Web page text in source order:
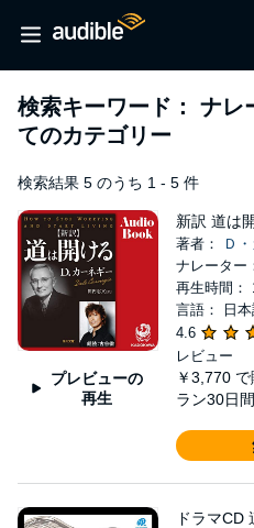
検索キーワード： ナレ
てのカテゴリー
検索結果 5 のうち 1 - 5 件
プレビューの
再生
新訳 道は
著者： Ｄ
ナレーター
再生時間：
言語： 日
4.6
レビュー
￥3,770
ラン30日
ドラマCD